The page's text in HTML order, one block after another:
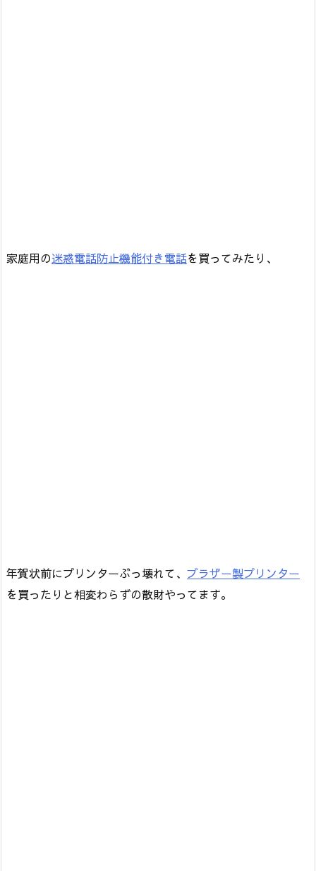
家庭用の迷惑電話防止機能付き電話を買ってみたり、
年賀状前にプリンターぶっ壊れて、 ブラザー製プリンター
を買ったりと相変わらずの散財やってます。